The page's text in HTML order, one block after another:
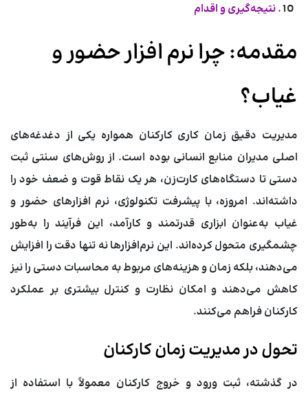
نتیجه‌گیری و اقدام
مقدمه: چرا نرم افزار حضور و
غیاب؟
مدیریت دقیق زمان کاری کارکنان همواره یکی از دغدغه‌های
اصلی مدیران منابع انسانی بوده است. از روش‌های سنتی ثبت
دستی تا دستگاه‌های کارت‌زن، هر یک نقاط قوت و ضعف خود را
داشته‌اند. امروزه، با پیشرفت تکنولوژی، نرم افزارهای حضور و
غیاب به‌عنوان ابزاری قدرتمند و کارآمد، این فرآیند را به‌طور
چشمگیری متحول کرده‌اند. این نرم‌افزارها نه تنها دقت را افزایش
می‌دهند، بلکه زمان و هزینه‌های مربوط به محاسبات دستی را نیز
کاهش می‌دهند و امکان نظارت و کنترل بیشتری بر عملکرد
کارکنان فراهم می‌کنند.
تحول در مدیریت زمان کارکنان
در گذشته، ثبت ورود و خروج کارکنان معمولاً با استفاده از